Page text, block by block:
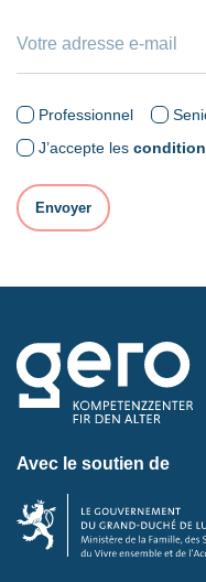
Professionnel
J’accepte les
Avec le soutien de